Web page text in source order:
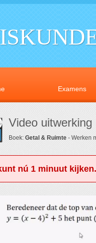
Examens
Video
Boek: Getal & Ruimte - Werken
nú 1 minuut